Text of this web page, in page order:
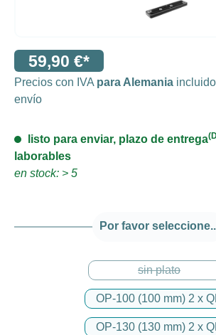
59,90 €*
Precios con IVA para Alemania
envío
listo para enviar, plazo de entrega
laborables
en stock: > 5
Por favor
sin plato
(Esta
OP-100 (100 mm) 2 x
OP-130 (130 mm) 2 x